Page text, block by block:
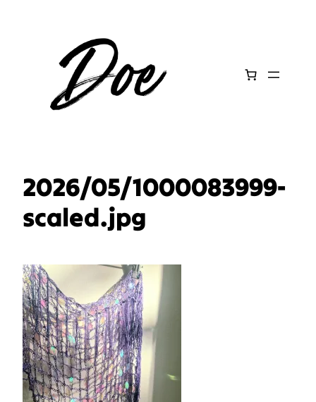
2026/05/1000083999-
scaled.jpg